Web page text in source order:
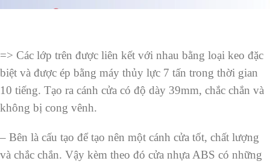
=> Các lớp trên được liên kết với nhau bằng loại keo đặc
biệt và được ép bằng máy thủy lực 7 tấn trong thời gian
10 tiếng. Tạo ra cánh cửa có độ dày 39mm, chắc chắn và
không bị cong vênh.
– Bên là cấu tạo để tạo nên một cánh cửa tốt, chất lượng
và chắc chắn. Vậy kèm theo đó cửa nhựa ABS có những